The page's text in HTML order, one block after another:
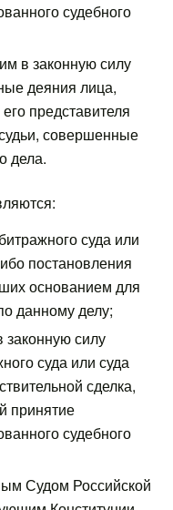
судебного
в законную силу
деяния лица,
представителя
совершенные
дела.
суда или
постановления
основанием для
данному делу;
силу
суда или суда
сделка,
принятие
судебного
Судом Российской